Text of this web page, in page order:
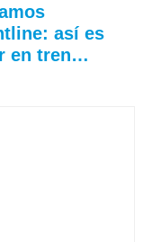
así es
en tren